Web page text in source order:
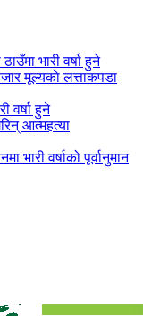
भारी वर्षा हुने
मूल्यकाे लत्ताकपडा
वर्षा हुने
आत्महत्या
वर्षाको पूर्वानुमान